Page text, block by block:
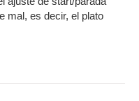
mal, es decir, el plato